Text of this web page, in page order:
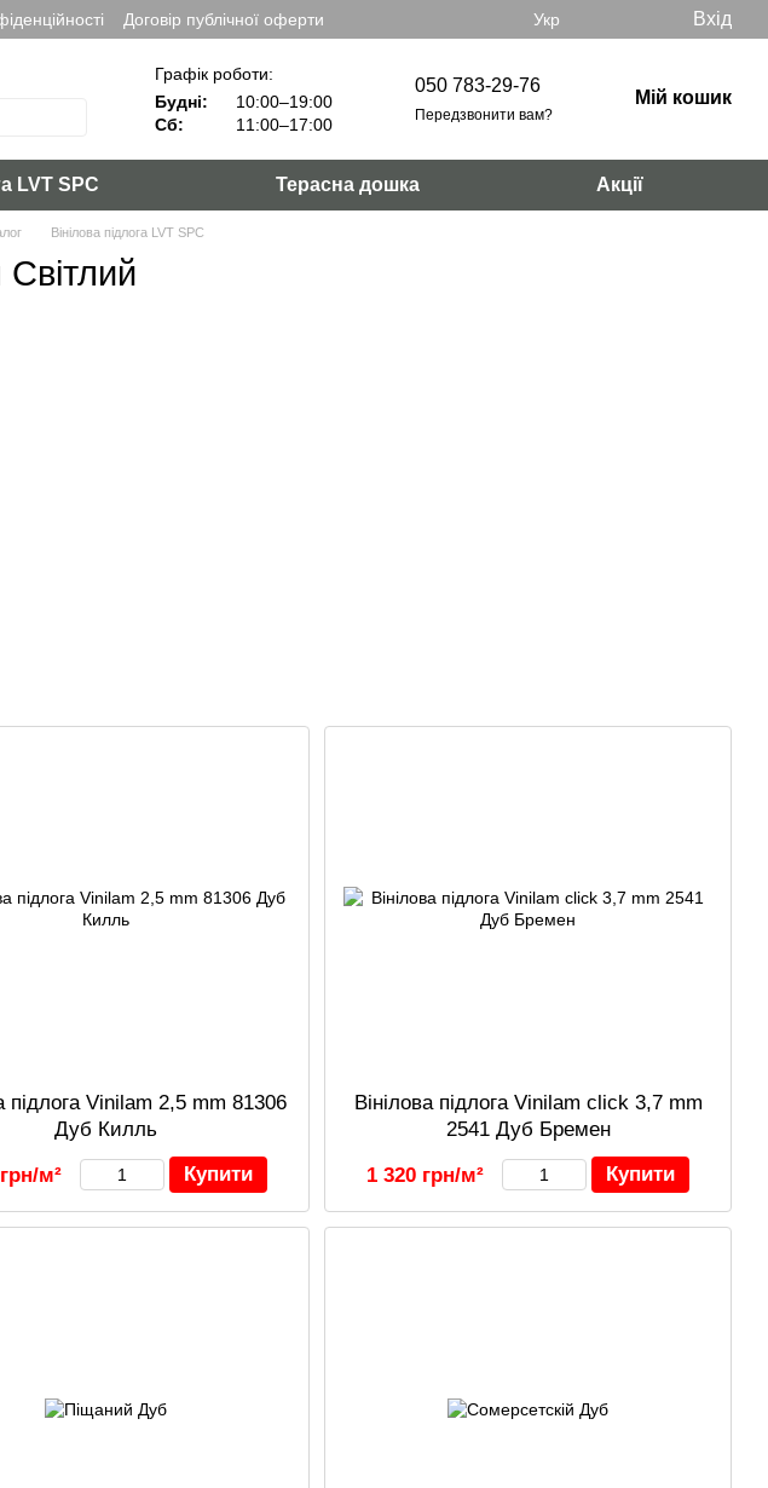
Договір публічної оферти Укр Вхід
Графік роботи:
Будні:
10:00–19:00
Сб:
11:00–17:00
050 783-29-76
Передзвонити вам?
Мій кошик
LVT SPC Терасна дошка Акції
Вінілова підлога LVT SPC
Світлий
підлога Vinilam 2,5 mm 81306
Дуб Килль
м² Купити
Вінілова підлога Vinilam click 3,7 mm
2541 Дуб Бремен
1 320 грн/м² Купити